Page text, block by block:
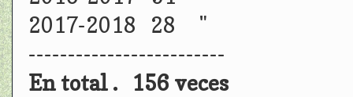
2017-2018 28 "
-------------------------
En total . 156 veces